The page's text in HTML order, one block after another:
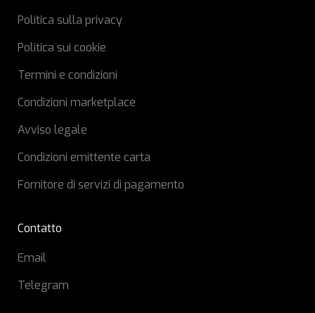
Politica sulla privacy
Politica sui cookie
Termini e condizioni
Condizioni marketplace
Avviso legale
Condizioni emittente carta
Fornitore di servizi di pagamento
Contatto
Email
Telegram